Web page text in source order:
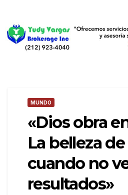
MUNDO
«Dios obra
La belleza
cuando no
resultados»